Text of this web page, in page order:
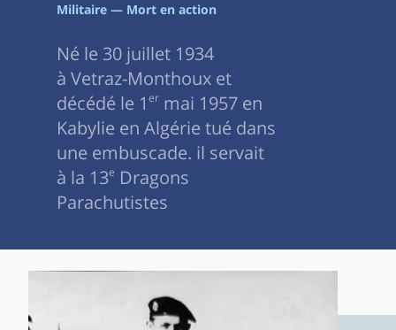
Militaire — Mort en action
Né le 30 juillet 1934
à Vetraz-Monthoux et
décédé le 1 er mai 1957 en
Kabylie en Algérie tué dans
une embuscade. il servait
à la 13e Dragons
Parachutistes